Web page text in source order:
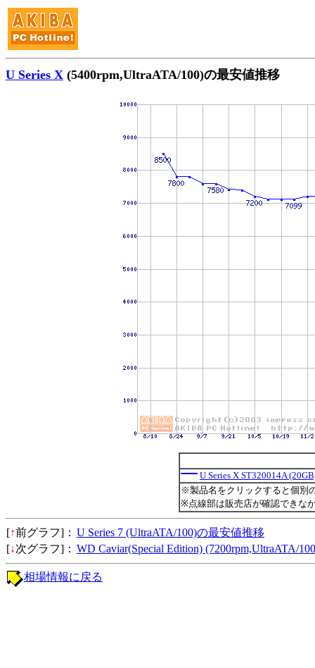
U Series X (5400rpm,UltraATA/100)の最安値推移
U Series X ST320014A
※製品名をクリックすると個別
※点線部は販売店が確認できな
[↑前グラフ]： U Series 7 (UltraATA/100)の最安値推移
[↓次グラフ]： WD Caviar(Special Edition) (7200rpm,UltraATA/
相場情報に戻る